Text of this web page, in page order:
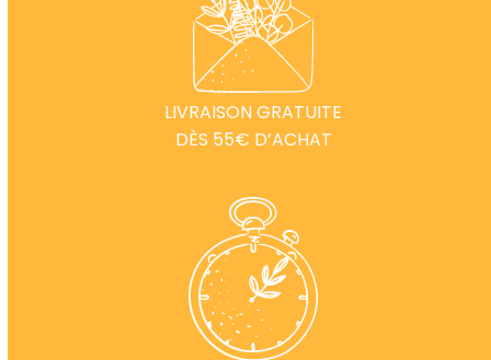
LIVRAISON GRATUITE
DÈS 55€ D’ACHAT